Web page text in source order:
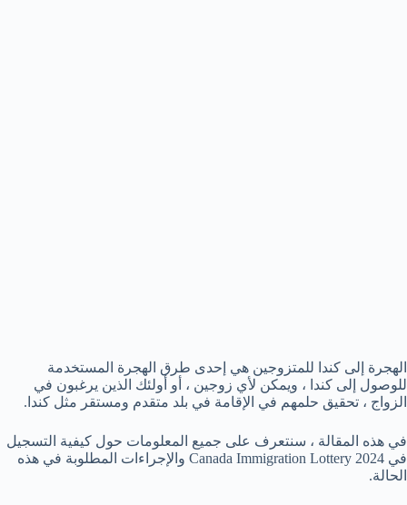
الهجرة إلى كندا للمتزوجين هي إحدى طرق الهجرة المستخدمة
للوصول إلى كندا ، ويمكن لأي زوجين ، أو أولئك الذين يرغبون في
الزواج ، تحقيق حلمهم في الإقامة في بلد متقدم ومستقر مثل كندا.
في هذه المقالة ، سنتعرف على جميع المعلومات حول كيفية التسجيل
في Canada Immigration Lottery 2024 والإجراءات المطلوبة في هذه
الحالة.